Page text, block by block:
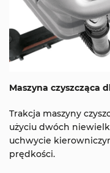
Maszyna czyszcząca
Trakcja maszyny
użyciu dwóch
uchwycie
prędkości.